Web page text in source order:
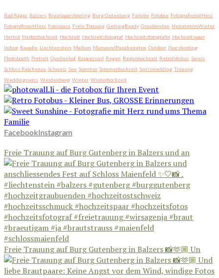
Bad Ragaz Balzers Brautpaarshooting Burg Gutenberg Familie Fotobox FotografiemitHerz
FotografinmitHerz Fotospass Freie Trauung GettingReady Graubünden HeiratenimWinter
Herbst Herbsthochzeit Hochzeit Hochzeitsfotograf Hochzeitsfotografin Hochzeitspaar
Indoor Kapelle Liechtenstein Malbun MamaundPapaheiraten Outdoor Paarshooting
Photobooth Portrait Quellenhof Rapperswil Regen Regenhochzeit Retrofotobus Sareis
Schloss Reichenau Schweiz See Sommer Sommerhochzeit Swisswedding Trauung
Weddingswiss Werdenberg Winter Winterhochzeit
FacebookInstagram
Freie Trauung auf Burg Gutenberg in Balzers und an
Freie Trauung auf Burg Gutenberg in Balzers 📸🫶🏼 Un